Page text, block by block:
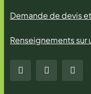
Demande de devis
Renseignements sur